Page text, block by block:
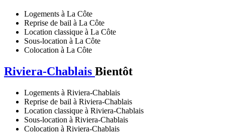
Logements à La Côte
Reprise de bail à La Côte
Location classique à La Côte
Sous-location à La Côte
Colocation à La Côte
Riviera-Chablais Bientôt
Logements à Riviera-Chablais
Reprise de bail à Riviera-Chablais
Location classique à Riviera-Chablais
Sous-location à Riviera-Chablais
Colocation à Riviera-Chablais